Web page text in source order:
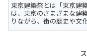
東京建築祭とは「東京建築
は、東京のさまざまな建
りながら、街の歴史や文化
人々の営みに触れられる
年は渋谷エリアも加わり